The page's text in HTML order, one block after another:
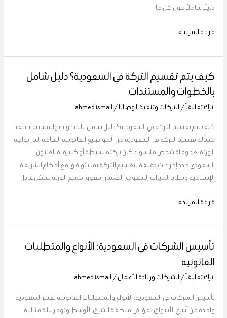
دليلًا شاملاً حول كل ما
الشائعة
قراءة المزيد »
كيف يتم تقسيم التركة في السعودية؟ دليل شامل
بالخطوات والمستندات
اترك تعليقاً/ التركات وتنفيذ الوصايا/
ahmed ismail
كيف يتم تقسيم التركة في السعودية؟ دليل شامل بالخطوات والمستندات تُعد
مسألة تقسيم التركة في السعودية من المواضيع القانونية الهامة التي تواجه
الورثة بعد وفاة شخص ما، سواء كان تركته بسيطة أو كبيرة. فالقانون
السعودي حدد إجراءات دقيقة لتقسيم التركة بما يتوافق مع أحكام الشريعة
الإسلامية ونظام الميراث السعودي، لضمان حقوق جميع الورثة بشكل عادل
كيف
يتم
تقسيم
التركة
في
السعودية؟
دليل
شامل
بالخطوات
قراءة المزيد »
تأسيس الشركات في السعودية: الأنواع والمتطلبات
القانونية
اترك تعليقاً/ الشركات وريادة الأعمال/
ahmed ismail
تأسيس الشركات في السعودية: الأنواع والمتطلبات القانونية تعتبر السعودية
واحدة من أسرع الأسواق نموًا في منطقة الشرق الأوسط، وتوفر بيئة مثالية
تأسيس
الشركات
السعودية:
الأنواع
والمتطلبات